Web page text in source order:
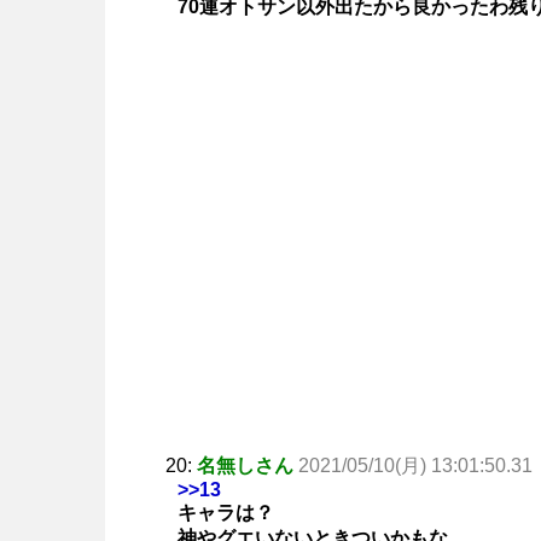
70連オトサン以外出たから良かったわ残
20: 名無しさん 2021/05/10(月) 13:01:50.31
>>13
キャラは？